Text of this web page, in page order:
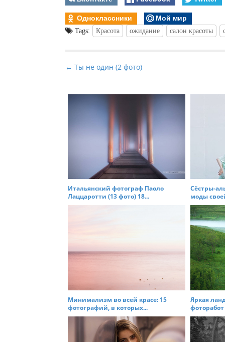
Одноклассники
Мой мир
Tags: Красота ожидание салон красоты
P
s
a
t
← Ты не один (2 фото)
Итальянский фотограф Паоло
Лаццаротти (13 фото) 18...
Сёстры-
моды
Минимализм во всей красе: 15
фотографий, в которых...
Яркая